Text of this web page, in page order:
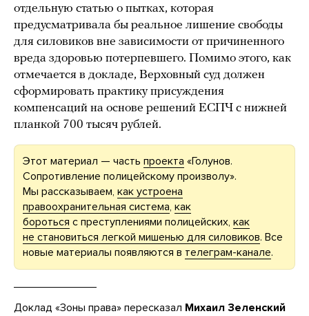
отдельную статью о пытках, которая
предусматривала бы реальное лишение свободы
для силовиков вне зависимости от причиненного
вреда здоровью потерпевшего. Помимо этого, как
отмечается в докладе, Верховный суд должен
сформировать практику присуждения
компенсаций на основе решений ЕСПЧ с нижней
планкой 700 тысяч рублей.
Этот материал — часть проекта «Голунов.
Сопротивление полицейскому произволу».
Мы рассказываем, как устроена
правоохранительная система, как
бороться с преступлениями полицейских, как
не становиться легкой мишенью для силовиков. Все
новые материалы появляются в телеграм-канале.
Доклад «Зоны права» пересказал Михаил Зеленский